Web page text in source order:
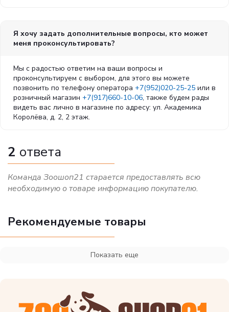
Я хочу задать дополнительные вопросы, кто может
меня проконсультировать?
Мы с радостью ответим на ваши вопросы и
проконсультируем с выбором, для этого вы можете
позвонить по телефону оператора +7(952)020-25-25 или в
розничный магазин +7(917)660-10-06, также будем рады
видеть вас лично в магазине по адресу: ул. Академика
Королёва, д. 2, 2 этаж.
2 ответа
Команда Зоошоп21 старается предоставлять всю
необходимую о товаре информацию покупателю.
Рекомендуемые товары
Показать еще